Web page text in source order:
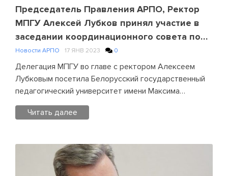
Всероссийский
урок
срока
давности.
Ленинград
–
непокоренный
город»
Председатель Правления АРПО, Ректор
МПГУ Алексей Лубков принял участие в
заседании координационного совета по
педобразованию в Республике Беларусь
Новости АРПО 17 ЯНВ 2023 0
Делегация МПГУ во главе с ректором Алексеем
Лубковым посетила Белорусский государственный
педагогический университет имени Максима…
Читать далее
in
Leave